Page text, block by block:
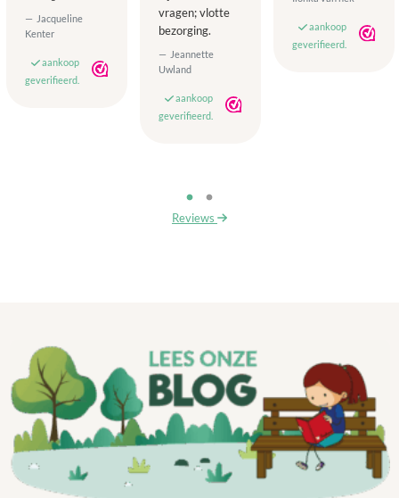
Jacqueline
Kenter
aankoop
geverifieerd.
vragen; vlotte
bezorging.
Jeannette
Uwland
aankoop
geverifieerd.
aankoop
geverifieerd.
Reviews